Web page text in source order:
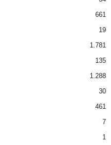
661
19
1.781
135
1.288
30
461
7
1